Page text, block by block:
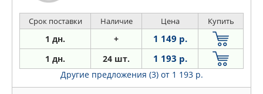
Срок поставки Наличие Цена Купить
1 дн. + 1 149 р.
1 дн. 24 шт. 1 193 р.
Другие предложения (3) от 1 193 р.